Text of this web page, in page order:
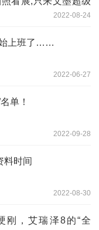
2022-08-24
上班了……
2022-06-27
单！
2022-09-28
料时间
2022-08-30
刚，艾瑞泽8的“全